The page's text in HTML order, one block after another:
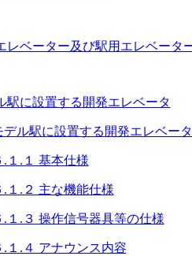
レベーター及び駅用エレベータ
駅に設置する開発エレベータ
デル駅に設置する開発エレベー
.１.１ 基本仕様
.１.２ 主な機能仕様
.１.３ 操作信号器具等の仕様
.１.４ アナウンス内容